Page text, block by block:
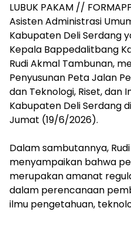
LUBUK PAKAM //
‎Asisten Administrasi
Kabupaten Deli Serdang
Kepala Bappedalitbang
Rudi Akmal Tambunan,
Penyusunan Peta Jalan
dan Teknologi, Riset, dan
Kabupaten Deli Serdang
Jumat (19/6/2026).
‎Dalam sambutannya,
menyampaikan bahwa
merupakan amanat
dalam perencanaan
ilmu pengetahuan,